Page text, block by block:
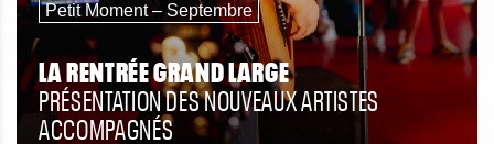
Petit Moment – Septembre
LA RENTRÉE GRAND LARGE
PRÉSENTATION DES NOUVEAUX ARTISTES
ACCOMPAGNÉS